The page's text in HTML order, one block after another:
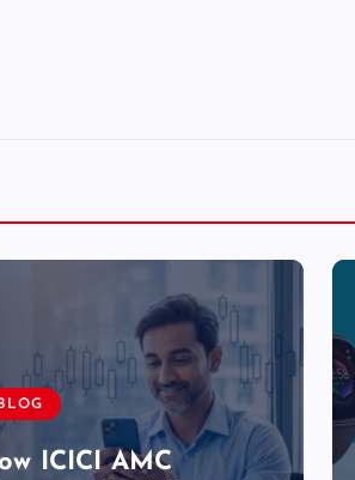
BLOG
ICICI AMC